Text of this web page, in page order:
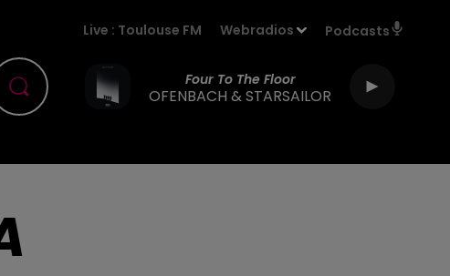
Live : Toulouse FM Webradios Podcasts
Four To The Floor
OFENBACH & STARSAILOR